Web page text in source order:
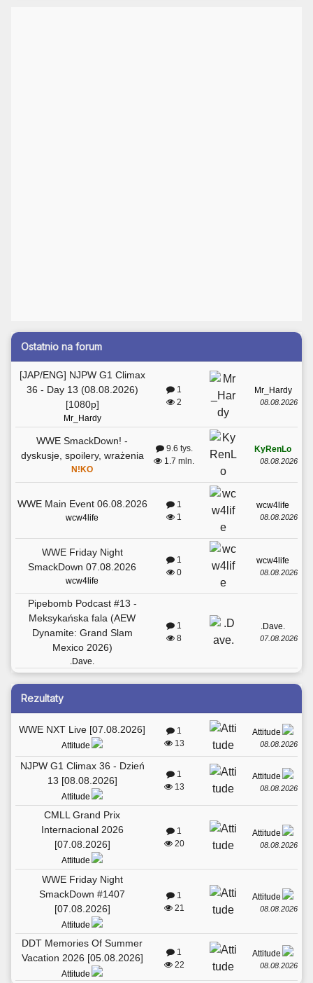
Ostatnio na forum
[JAP/ENG] NJPW G1 Climax
36 - Day 13 (08.08.2026)
[1080p]
Mr_Hardy
1
2
Mr_Hardy
08.08.2026
WWE SmackDown! -
dyskusje, spoilery, wrażenia
N!KO
9.6 tys.
1.7 mln.
KyRenLo
08.08.2026
WWE Main Event 06.08.2026
wcw4life
1
1
wcw4life
08.08.2026
WWE Friday Night
SmackDown 07.08.2026
wcw4life
1
0
wcw4life
08.08.2026
Pipebomb Podcast #13 -
Meksykańska fala (AEW
Dynamite: Grand Slam
Mexico 2026)
.Dave.
1
8
.Dave.
07.08.2026
Rezultaty
WWE NXT Live [07.08.2026]
Attitude
1
13
Attitude
08.08.2026
NJPW G1 Climax 36 - Dzień
13 [08.08.2026]
Attitude
1
13
Attitude
08.08.2026
CMLL Grand Prix
Internacional 2026
[07.08.2026]
Attitude
1
20
Attitude
08.08.2026
WWE Friday Night
SmackDown #1407
[07.08.2026]
Attitude
1
21
Attitude
08.08.2026
DDT Memories Of Summer
Vacation 2026 [05.08.2026]
Attitude
1
22
Attitude
08.08.2026